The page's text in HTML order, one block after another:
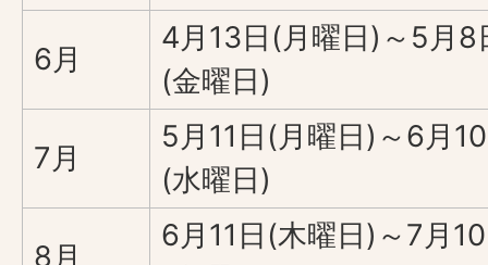
6月
4月13日(月曜日)～5月8
(金曜日)
7月
5月11日(月曜日)～6月
(水曜日)
8月
6月11日(木曜日)～7月